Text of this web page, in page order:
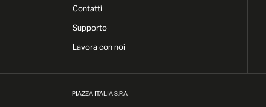
Contatti
Supporto
Lavora con noi
PIAZZA ITALIA S.P.A